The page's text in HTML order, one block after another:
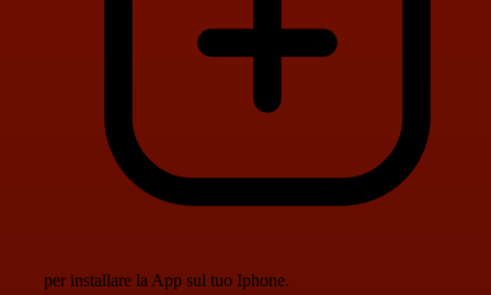
per installare la App sul tuo Iphone.